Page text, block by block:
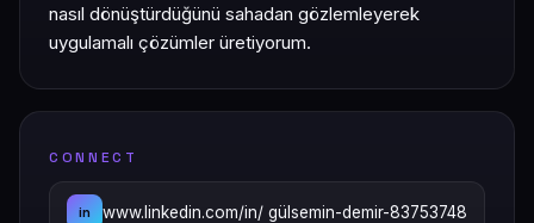
nasıl dönüştürdüğünü sahadan gözlemleyerek
uygulamalı çözümler üretiyorum.
CONNECT
in www.linkedin.com/in/ gülsemin-demir-83753748